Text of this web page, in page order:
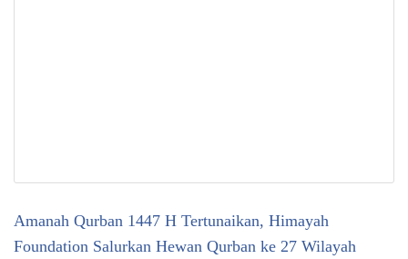
Amanah Qurban 1447 H Tertunaikan, Himayah
Foundation Salurkan Hewan Qurban ke 27 Wilayah